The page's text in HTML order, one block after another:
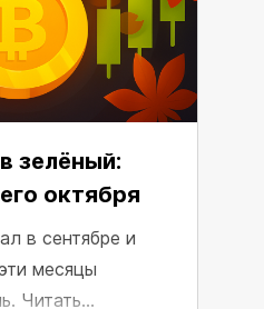
зелёный:
октября
в сентябре и
месяцы
Читать